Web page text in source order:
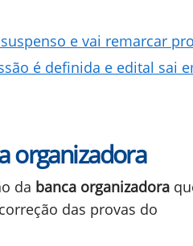
e vai remarcar
é definida e edital sai
organizadora
da banca organizadora
das provas do